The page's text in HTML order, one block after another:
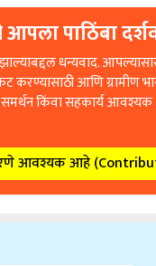
आपला पाठिंबा
धन्यवाद.
करण्यासाठी आणि ग्रामीण
किंवा सहकार्य
आवश्यक आहे